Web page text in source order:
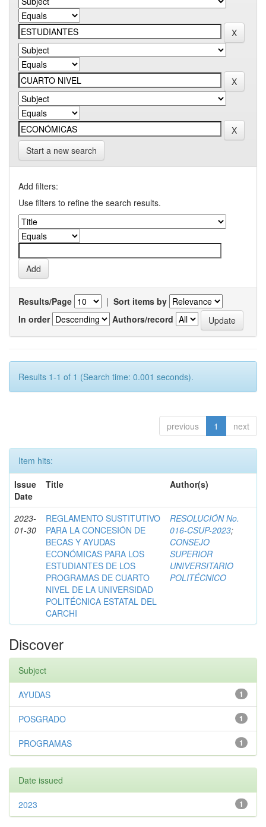
Start a new search
Add filters:
Use filters to refine the search results.
Results/Page | Sort items by
In order
Authors/record
Results 1-1 of 1 (Search time: 0.001 seconds).
previous 1 next
Item hits:
Issue
Date
Title Author(s)
2023-
01-30
REGLAMENTO SUSTITUTIVO
PARA LA CONCESIÓN DE
BECAS Y AYUDAS
ECONÓMICAS PARA LOS
ESTUDIANTES DE LOS
PROGRAMAS DE CUARTO
NIVEL DE LA UNIVERSIDAD
POLITÉCNICA ESTATAL DEL
CARCHI
RESOLUCIÓN No.
016-CSUP-2023;
CONSEJO
SUPERIOR
UNIVERSITARIO
POLITÉCNICO
Discover
Subject
1
AYUDAS
1
POSGRADO
1
PROGRAMAS
Date issued
1
2023